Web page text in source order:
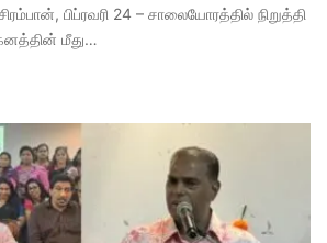
பிப்ரவரி 24 – சாலையோரத்தில் நிறுத்தி
மீது…